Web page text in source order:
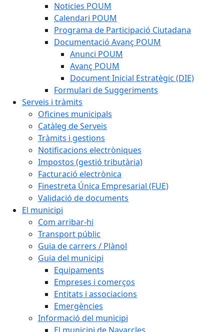
Noticies POUM
Calendari POUM
Programa de Participació Ciutadana
Documentació Avanç POUM
Anunci POUM
Avanç POUM
Document Inicial Estratègic (DIE)
Formulari de Suggeriments
Serveis i tràmits
Oficines municipals
Catàleg de Serveis
Tràmits i gestions
Notificacions electròniques
Impostos (gestió tributària)
Facturació electrònica
Finestreta Única Empresarial (FUE)
Validació de documents
El municipi
Com arribar-hi
Transport públic
Guia de carrers / Plànol
Guia del municipi
Equipaments
Empreses i comerços
Entitats i associacions
Emergències
Informació del municipi